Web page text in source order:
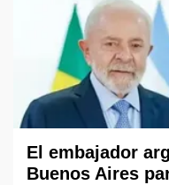
El embajador
Buenos Aires